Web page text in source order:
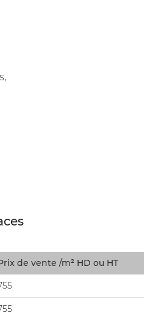
de vente /m² HD ou HT